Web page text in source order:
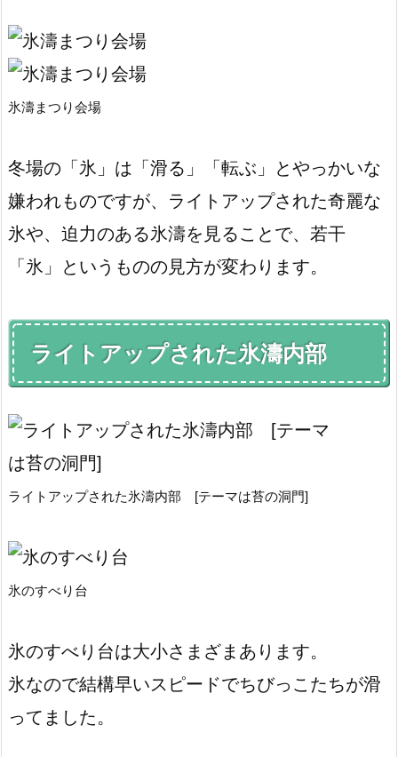
氷濤まつり会場
冬場の「氷」は「滑る」「転ぶ」とやっかいな
嫌われものですが、ライトアップされた奇麗な
氷や、迫力のある氷濤を見ることで、若干
「氷」というものの見方が変わります。
ライトアップされた氷濤内部
ライトアップされた氷濤内部 [テーマは苔の洞門]
氷のすべり台
氷のすべり台は大小さまざまあります。
氷なので結構早いスピードでちびっこたちが滑
ってました。